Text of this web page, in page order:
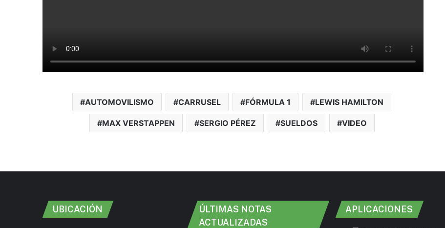
AUTOMOVILISMO CARRUSEL FÓRMULA 1 LEWIS HAMILTON
MAX VERSTAPPEN SERGIO PÉREZ SUELDOS VIDEO
UBICACIÓN
ÚLTIMAS NOTAS
ACTUALIZADAS
APLICACIONES